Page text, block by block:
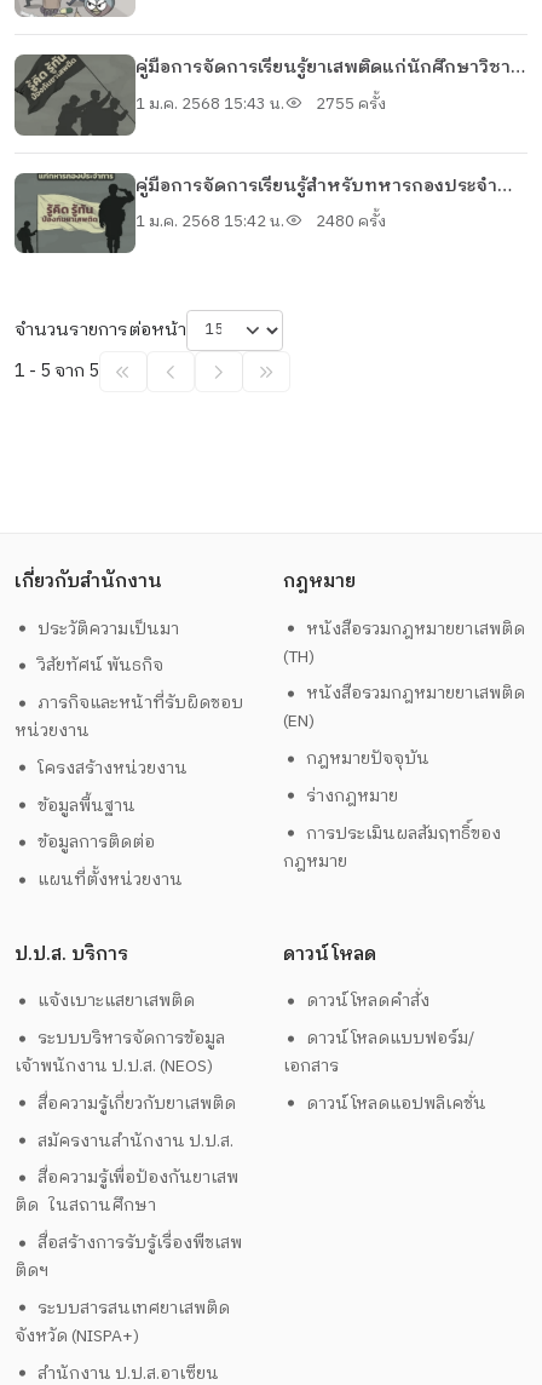
คู่มือการจัดการเรียนรู้ยาเสพติดแก่นักศึกษาวิชา
ทหาร
1 ม.ค. 2568 15:43 น. 2755 ครั้ง
คู่มือการจัดการเรียนรู้สำหรับทหารกองประจำ
การ
1 ม.ค. 2568 15:42 น. 2480 ครั้ง
จำนวนรายการต่อหน้า
1 - 5 จาก 5
เกี่ยวกับสำนักงาน
ประวัติความเป็นมา
วิสัยทัศน์ พันธกิจ
ภารกิจและหน้าที่รับผิดชอบ
หน่วยงาน
โครงสร้างหน่วยงาน
ข้อมูลพื้นฐาน
ข้อมูลการติดต่อ
แผนที่ตั้งหน่วยงาน
กฎหมาย
หนังสือรวมกฎหมายยาเสพติด
(TH)
หนังสือรวมกฎหมายยาเสพติด
(EN)
กฎหมายปัจจุบัน
ร่างกฎหมาย
การประเมินผลสัมฤทธิ์ของ
กฎหมาย
ป.ป.ส. บริการ
แจ้งเบาะแสยาเสพติด
ระบบบริหารจัดการข้อมูล
เจ้าพนักงาน ป.ป.ส. (NEOS)
สื่อความรู้เกี่ยวกับยาเสพติด
สมัครงานสำนักงาน ป.ป.ส.
สื่อความรู้เพื่อป้องกันยาเสพ
ติด ในสถานศึกษา
สื่อสร้างการรับรู้เรื่องพืชเสพ
ติดฯ
ระบบสารสนเทศยาเสพติด
จังหวัด (NISPA+)
สำนักงาน ป.ป.ส.อาเซียน
ดาวน์โหลด
ดาวน์โหลดคำสั่ง
ดาวน์โหลดแบบฟอร์ม/
เอกสาร
ดาวน์โหลดแอปพลิเคชั่น